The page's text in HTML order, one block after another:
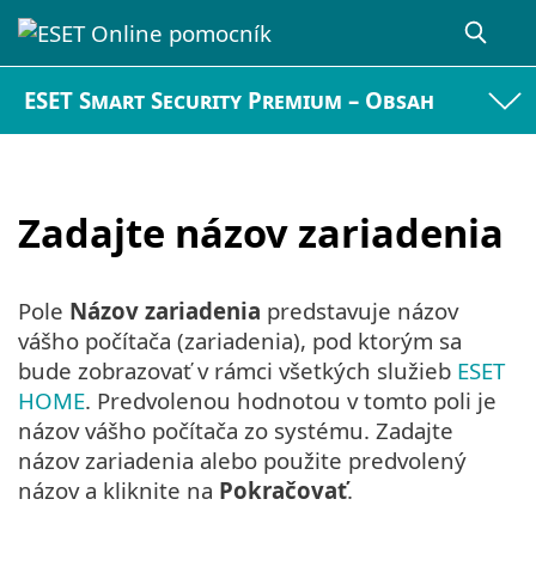
ESET Smart Security Premium – Obsah
Zadajte názov zariadenia
Pole Názov zariadenia predstavuje názov
vášho počítača (zariadenia), pod ktorým sa
bude zobrazovať v rámci všetkých služieb ESET
HOME. Predvolenou hodnotou v tomto poli je
názov vášho počítača zo systému. Zadajte
názov zariadenia alebo použite predvolený
názov a kliknite na Pokračovať.